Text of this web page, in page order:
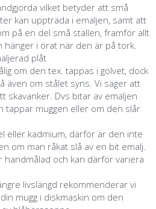
vilket betyder att små
kan uppträda i emaljen, samt att
på en del små ställen, framför allt
hänger i örat när den är på tork.
plåt
om den tex. tappas i golvet, dock
även om stålet syns. Vi säger att
skavanker. Dvs bitar av emaljen
tappar muggen eller om den slår
eller kadmium, därför är den inte
om man råkat slå av en bit emalj.
handmålad och kan därför variera
livslängd rekommenderar vi
mugg i diskmaskin om den